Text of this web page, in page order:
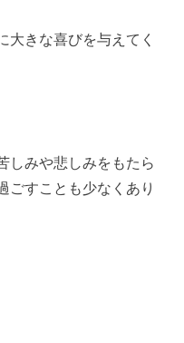
大きな喜びを与えてく
しみや悲しみをもたら
ごすことも少なくあり